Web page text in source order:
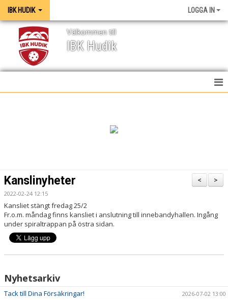
IBK HUDIK LOGGA IN
IBK Hudik
Välkommen till
MEDIA / GRAFISK PROFIL
KALENDER
DOKUMENT
OM KLUBBEN
MEDLEMSINFORMATION
>
<
Kanslinyheter
2022-02-24 12:15
Kansliet stängt fredag 25/2
Fr.o.m. måndag finns kansliet i anslutning till innebandyhallen. Ingång
under spiraltrappan på östra sidan.
Nyhetsarkiv
Tack till Dina Försäkringar! 2026-07-02 13:00